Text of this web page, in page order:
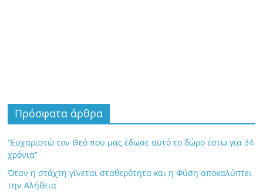
Πρόσφατα άρθρα
“Ευχαριστώ τον Θεό που μας έδωσε αυτό το δώρο έστω για 34
χρόνια”
Όταν η στάχτη γίνεται σταθερότητα και η Φύση αποκαλύπτει
την Αλήθεια